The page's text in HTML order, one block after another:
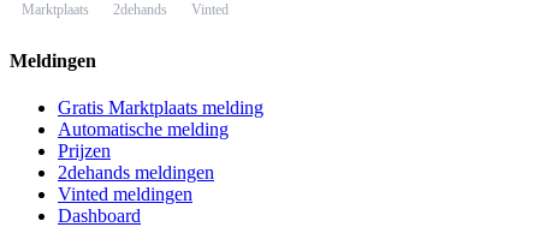
Marktplaats 2dehands Vinted
Meldingen
Gratis Marktplaats melding
Automatische melding
Prijzen
2dehands meldingen
Vinted meldingen
Dashboard